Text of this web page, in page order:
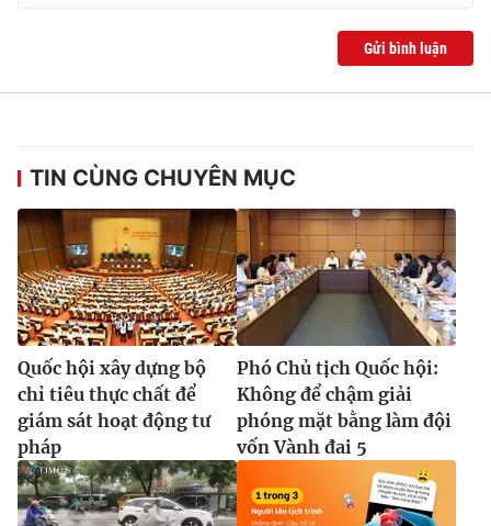
Gửi bình luận
TIN CÙNG CHUYÊN MỤC
Quốc hội xây dựng bộ
chỉ tiêu thực chất để
giám sát hoạt động tư
pháp
Phó Chủ tịch Quốc hội:
Không để chậm giải
phóng mặt bằng làm đội
vốn Vành đai 5